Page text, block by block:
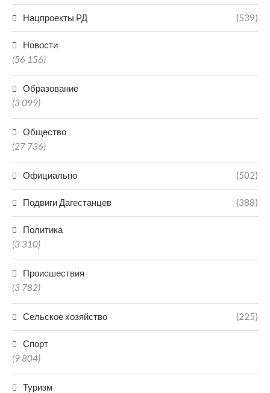
Нацпроекты РД (539)
Новости
(56 156)
Образование
(3 099)
Общество
(27 736)
Официально (502)
Подвиги Дагестанцев (388)
Политика
(3 310)
Происшествия
(3 782)
Сельское хозяйство (225)
Спорт
(9 804)
Туризм